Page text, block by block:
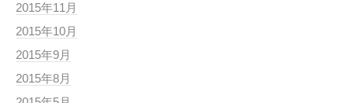
2015年11月
2015年10月
2015年9月
2015年8月